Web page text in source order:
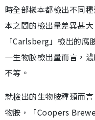
時全部樣本都檢出不同
本之間的檢出量差異甚
「Carlsberg」檢出的
一生物胺檢出量而言，
不等。
就檢出的生物胺種類而
物胺，「Coopers